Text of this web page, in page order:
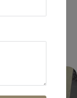
mantendo a
de
de